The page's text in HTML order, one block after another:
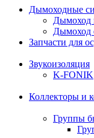
Дымоходные
Дымоход
Дымоход
Запчасти для
Звукоизоляция
K-FONIK
Коллекторы и
Группы